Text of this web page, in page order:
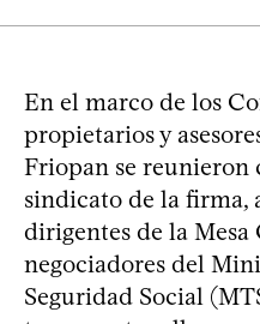
En el marco de los
propietarios y
Friopan se reunieron
sindicato de la firma,
dirigentes de la
negociadores del
Seguridad Social